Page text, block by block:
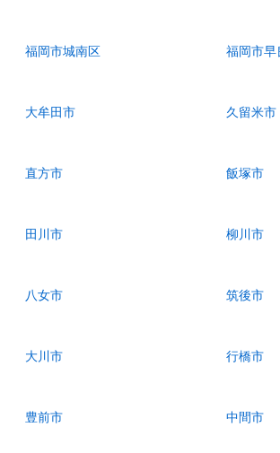
福岡市城南区 福岡市早
大牟田市 久留米市
直方市 飯塚市
田川市 柳川市
八女市 筑後市
大川市 行橋市
豊前市 中間市